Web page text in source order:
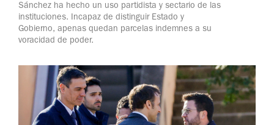
Sánchez ha hecho un uso partidista y sectario de las
instituciones. Incapaz de distinguir Estado y
Gobierno, apenas quedan parcelas indemnes a su
voracidad de poder.